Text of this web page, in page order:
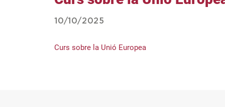
10/10/2025
Curs sobre la Unió Europea